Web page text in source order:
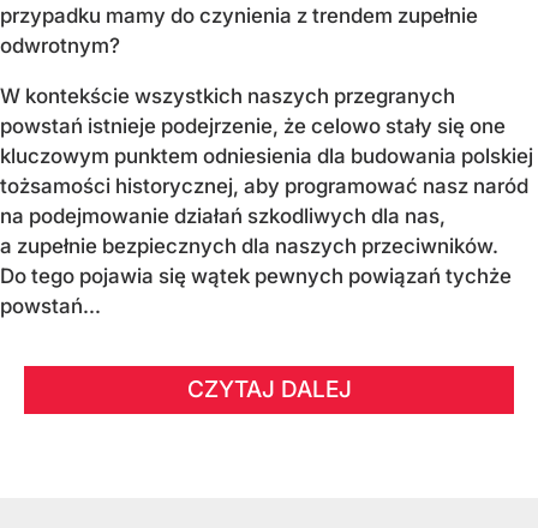
przypadku mamy do czynienia z trendem zupełnie
odwrotnym?
W kontekście wszystkich naszych przegranych
powstań istnieje podejrzenie, że celowo stały się one
kluczowym punktem odniesienia dla budowania polskiej
tożsamości historycznej, aby programować nasz naród
na podejmowanie działań szkodliwych dla nas,
a zupełnie bezpiecznych dla naszych przeciwników.
Do tego pojawia się wątek pewnych powiązań tychże
powstań...
CZYTAJ DALEJ